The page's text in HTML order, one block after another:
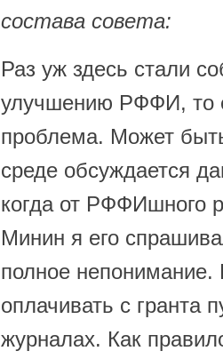
состава совета:
Раз уж здесь стали
улучшению РФФИ, то
проблема. Может
среде обсуждается
когда от РФФИшного
Минин я его
полное непонимание.
оплачивать с гранта
журналах. Как